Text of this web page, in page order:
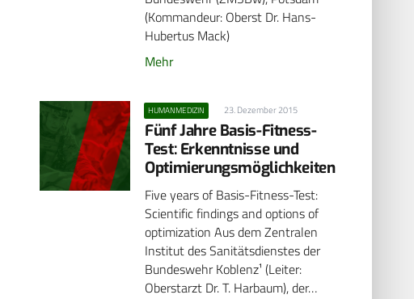
(Kommandeur: Oberst Dr. Hans-
Hubertus Mack)
Mehr
HUMANMEDIZIN 23. Dezember 2015
Fünf Jahre Basis-Fitness-
Test: Erkenntnisse und
Optimierungsmöglichkeiten
Five years of Basis-Fitness-Test:
Scientific findings and options of
optimization Aus dem Zentralen
Institut des Sanitätsdienstes der
Bundeswehr Koblenz¹ (Leiter:
Oberstarzt Dr. T. Harbaum), der…